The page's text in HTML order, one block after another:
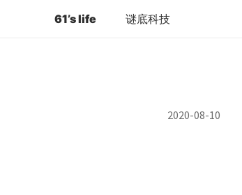
61’s life 谜底科技
2020-08-10